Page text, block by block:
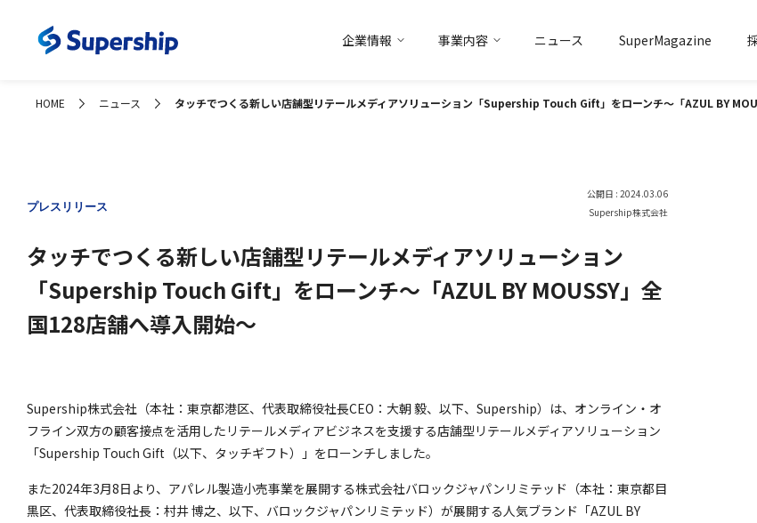
企業情報
コーポレートアイデンティティ トップメッセージ 会社概要 グループ企
事業内容
マーケティング ソリューション事業 データ ソリューション事
ニュース SuperMagazine
HOME ニュース タッチでつくる新しい店舗型リテールメディアソリューション「Supership Touch Gift」をローンチ〜「AZUL BY
プレスリリース
公開日 : 2024.03.06
Supership株式会社
タッチでつくる新しい店舗型リテールメディアソリューション
「Supership Touch Gift」をローンチ〜「AZUL BY MOUSSY」全
国128店舗へ導入開始〜
Supership株式会社（本社：東京都港区、代表取締役社長CEO：大朝 毅、以下、Supership）は、オンライン・オ
フライン双方の顧客接点を活用したリテールメディアビジネスを支援する店舗型リテールメディアソリューション
「Supership Touch Gift（以下、タッチギフト）」をローンチしました。
また2024年3月8日より、アパレル製造小売事業を展開する株式会社バロックジャパンリミテッド（本社：東京都目
黒区、代表取締役社長：村井 博之、以下、バロックジャパンリミテッド）が展開する人気ブランド「AZUL BY